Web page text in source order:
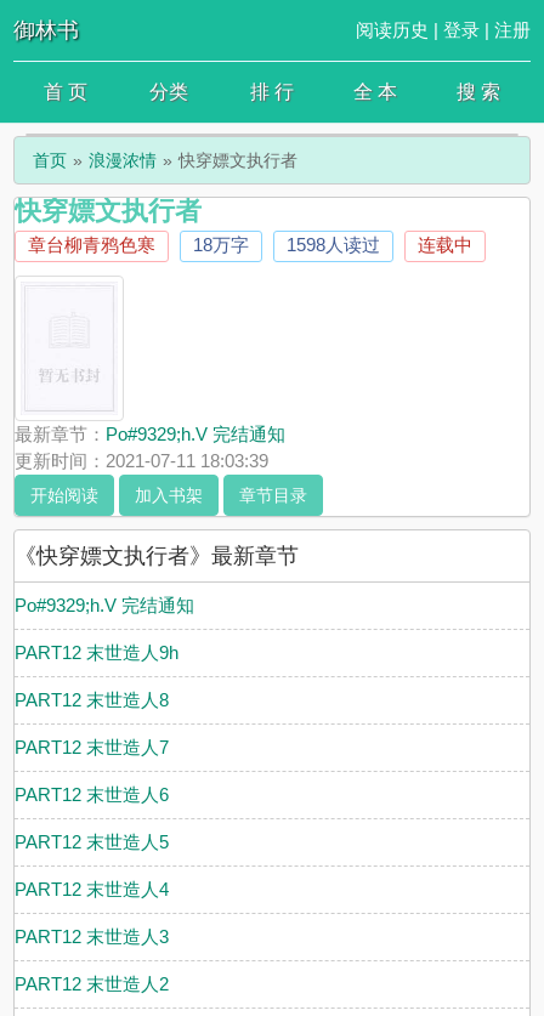
御林书 阅读历史 | 登录| 注册
首 页 分类 排 行 全 本 搜 索
首页 浪漫浓情 快穿嫖文执行者
快穿嫖文执行者
章台柳青鸦色寒 18万字 1598人读过 连载中
最新章节： Po#9329;h.V 完结通知
更新时间：2021-07-11 18:03:39
开始阅读 加入书架 章节目录
《快穿嫖文执行者》最新章节
Po#9329;h.V 完结通知
PART12 末世造人9h
PART12 末世造人8
PART12 末世造人7
PART12 末世造人6
PART12 末世造人5
PART12 末世造人4
PART12 末世造人3
PART12 末世造人2